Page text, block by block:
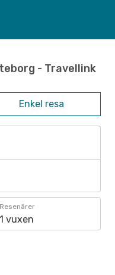
- Travellink
Enkel resa
Resenärer
1 vuxen